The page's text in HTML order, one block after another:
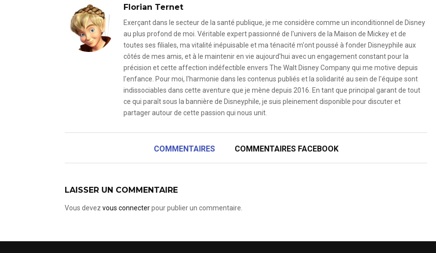
Florian Ternet
Exerçant dans le secteur de la santé publique, je me considère comme un inconditionnel de Disney
au plus profond de moi. Véritable expert passionné de l'univers de la Maison de Mickey et de
toutes ses filiales, ma vitalité inépuisable et ma ténacité m'ont poussé à fonder Disneyphile aux
côtés de mes amis, et à le maintenir en vie aujourd'hui avec un engagement constant pour la
précision et cette affection indéfectible envers The Walt Disney Company qui me motive depuis
l'enfance. Pour moi, l'harmonie dans les contenus publiés et la solidarité au sein de l'équipe sont
indissociables dans cette aventure que je mène depuis 2016. En tant que principal garant de tout
ce qui paraît sous la bannière de Disneyphile, je suis pleinement disponible pour discuter et
partager autour de cette passion qui nous unit.
COMMENTAIRES COMMENTAIRES FACEBOOK
LAISSER UN COMMENTAIRE
Vous devez vous connecterpour publier un commentaire.